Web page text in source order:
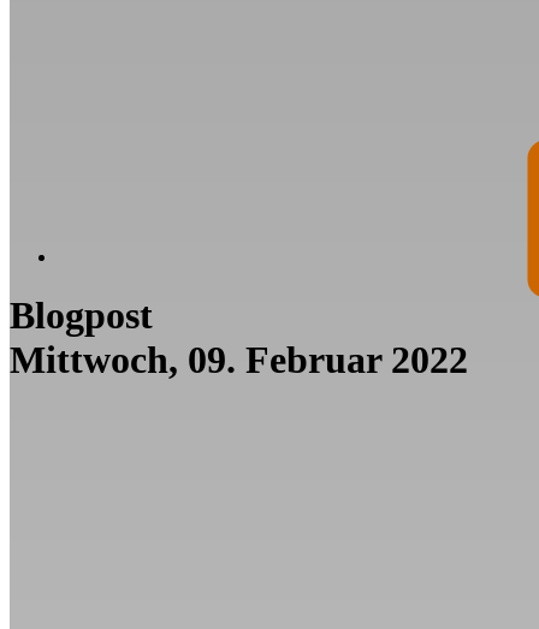
Blogpost
Mittwoch, 09. Februar 2022